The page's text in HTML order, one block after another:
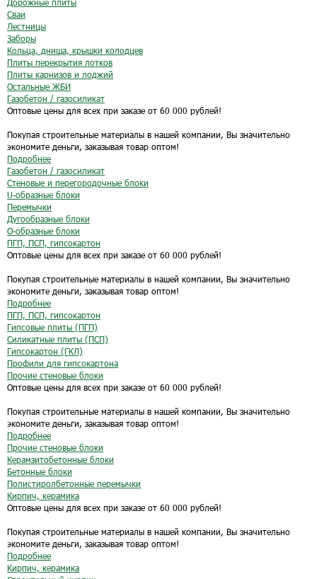
Дорожные плиты
Сваи
Лестницы
Заборы
Кольца, днища, крышки колодцев
Плиты перекрытия лотков
Плиты карнизов и лоджий
Остальные ЖБИ
Газобетон / газосиликат
Оптовые цены для всех при заказе от 60 000 рублей!
Покупая строительные материалы в нашей компании, Вы значительно
экономите деньги, заказывая товар оптом!
Подробнее
Газобетон / газосиликат
Стеновые и перегородочные блоки
U-образные блоки
Перемычки
Дугообразные блоки
O-образные блоки
ПГП, ПСП, гипсокартон
Оптовые цены для всех при заказе от 60 000 рублей!
Покупая строительные материалы в нашей компании, Вы значительно
экономите деньги, заказывая товар оптом!
Подробнее
ПГП, ПСП, гипсокартон
Гипсовые плиты (ПГП)
Силикатные плиты (ПСП)
Гипсокартон (ГКЛ)
Профили для гипсокартона
Прочие стеновые блоки
Оптовые цены для всех при заказе от 60 000 рублей!
Покупая строительные материалы в нашей компании, Вы значительно
экономите деньги, заказывая товар оптом!
Подробнее
Прочие стеновые блоки
Керамзитобетонные блоки
Бетонные блоки
Полистиролбетонные перемычки
Кирпич, керамика
Оптовые цены для всех при заказе от 60 000 рублей!
Покупая строительные материалы в нашей компании, Вы значительно
экономите деньги, заказывая товар оптом!
Подробнее
Кирпич, керамика